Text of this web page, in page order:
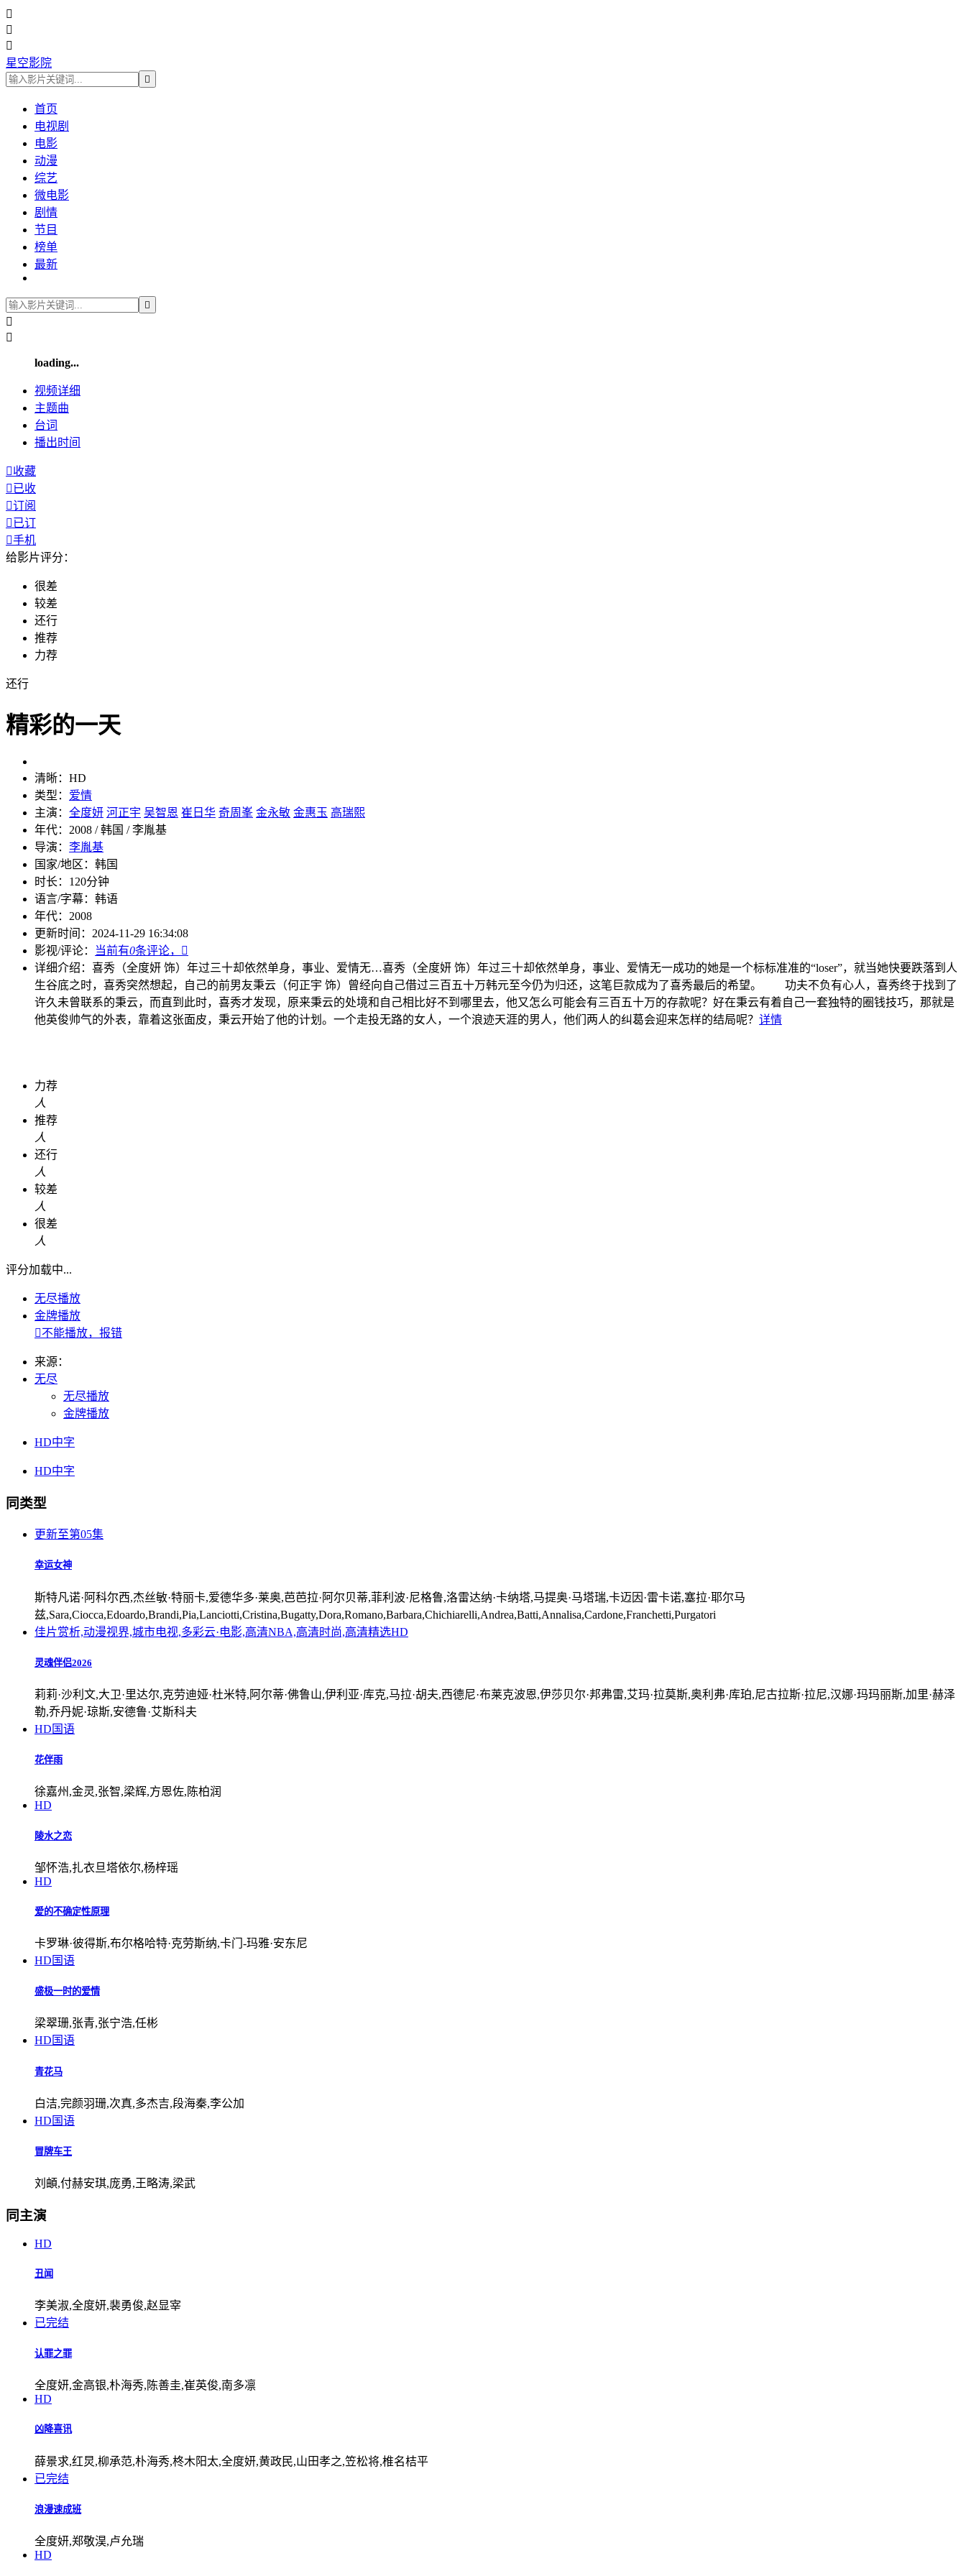



星空影院

首页
电视剧
电影
动漫
综艺
微电影
剧情
节目
榜单
最新



loading...
视频详细
主题曲
台词
播出时间
收藏
已收
订阅
已订
手机
给影片评分：
很差
较差
还行
推荐
力荐
还行
精彩的一天
清晰： HD
类型： 爱情
主演： 全度妍 河正宇 吴智恩 崔日华 奇周峯 金永敏 金惠玉 高瑞熙
年代： 2008 / 韩国 / 李胤基
导演： 李胤基
国家/地区： 韩国
时长： 120分钟
语言/字幕： 韩语
年代： 2008
更新时间： 2024-11-29 16:34:08
影视/评论：
当前有0条评论，

详细介绍： 喜秀（全度妍 饰）年过三十却依然单身，事业、爱情无…喜秀（全度妍 饰）年过三十却依然单身，事业、爱情无一成功的她是一个标标准准的“loser”，就当她快要跌落到人
生谷底之时，喜秀突然想起，自己的前男友秉云（何正宇 饰）曾经向自己借过三百五十万韩元至今仍为归还，这笔巨款成为了喜秀最后的希望。 功夫不负有心人，喜秀终于找到了
许久未曾联系的秉云，而直到此时，喜秀才发现，原来秉云的处境和自己相比好不到哪里去，他又怎么可能会有三百五十万的存款呢？好在秉云有着自己一套独特的圈钱技巧，那就是
他英俊帅气的外表，靠着这张面皮，秉云开始了他的计划。一个走投无路的女人，一个浪迹天涯的男人，他们两人的纠葛会迎来怎样的结局呢？ 详情
力荐
人
推荐
人
还行
人
较差
人
很差
人
评分加载中...
无尽播放
金牌播放
不能播放，报错
来源：
无尽
无尽播放
金牌播放
HD中字
HD中字
同类型
更新至第05集
幸运女神
斯特凡诺·阿科尔西,杰丝敏·特丽卡,爱德华多·莱奥,芭芭拉·阿尔贝蒂,菲利波·尼格鲁,洛雷达纳·卡纳塔,马提奥·马塔瑞,卡迈因·雷卡诺,塞拉·耶尔马
兹,Sara,Ciocca,Edoardo,Brandi,Pia,Lanciotti,Cristina,Bugatty,Dora,Romano,Barbara,Chichiarelli,Andrea,Batti,Annalisa,Cardone,Franchetti,Purgatori
佳片赏析,动漫视界,城市电视,多彩云·电影,高清NBA,高清时尚,高清精选HD
灵魂伴侣2026
莉莉·沙利文,大卫·里达尔,克劳迪娅·杜米特,阿尔蒂·佛鲁山,伊利亚·库克,马拉·胡夫,西德尼·布莱克波恩,伊莎贝尔·邦弗雷,艾玛·拉莫斯,奥利弗·库珀,尼古拉斯·拉尼,汉娜·玛玛丽斯,加里·赫泽
勒,乔丹妮·琼斯,安德鲁·艾斯科夫
HD国语
花伴雨
徐嘉州,金灵,张智,梁辉,方恩佐,陈柏润
HD
陵水之恋
邹怀浩,扎衣旦塔依尔,杨梓瑶
HD
爱的不确定性原理
卡罗琳·彼得斯,布尔格哈特·克劳斯纳,卡门-玛雅·安东尼
HD国语
盛极一时的爱情
梁翠珊,张青,张宁浩,任彬
HD国语
青花马
白洁,完颜羽珊,次真,多杰吉,段海秦,李公加
HD国语
冒牌车王
刘頔,付赫安琪,庞勇,王略涛,梁武
同主演
HD
丑闻
李美淑,全度妍,裴勇俊,赵显宰
已完结
认罪之罪
全度妍,金高银,朴海秀,陈善圭,崔英俊,南多凛
HD
凶降喜讯
薛景求,红炅,柳承范,朴海秀,柊木阳太,全度妍,黄政民,山田孝之,笠松将,椎名桔平
已完结
浪漫速成班
全度妍,郑敬淏,卢允瑞
HD